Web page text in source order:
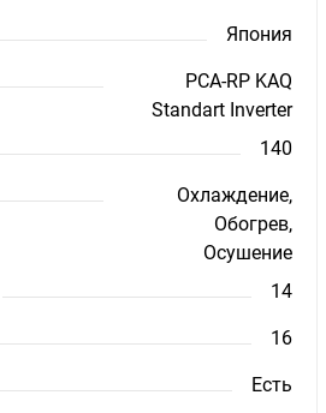
Япония
PCA-RP KAQ
Standart Inverter
140
Охлаждение,
Обогрев,
Осушение
14
16
Есть